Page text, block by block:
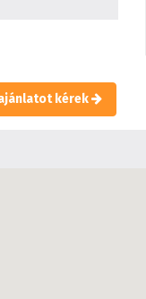
kérek